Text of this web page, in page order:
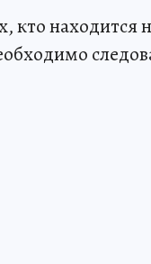
кто находится